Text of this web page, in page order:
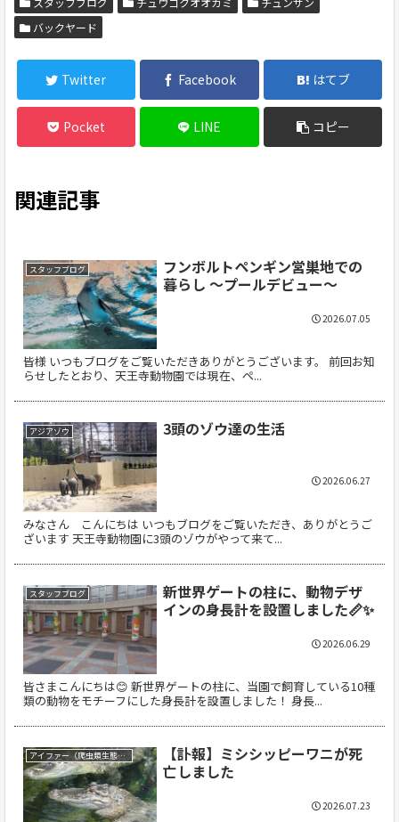
バックヤード
Twitter Facebook はてブ
Pocket LINE コピー
関連記事
スタッフブログ
フンボルトペンギン営巣地での
暮らし ～プールデビュー～
皆様 いつもブログをご覧いただきありがとうございます。 前回お知
らせしたとおり、天王寺動物園では現在、ペ...
2026.07.05
アジアゾウ 3頭のゾウ達の生活
みなさん こんにちは いつもブログをご覧いただき、ありがとうご
ざいます 天王寺動物園に3頭のゾウがやって来て...
2026.06.27
スタッフブログ
新世界ゲートの柱に、動物デザ
インの身長計を設置しました📏✨
皆さまこんにちは😊 新世界ゲートの柱に、当園で飼育している10種
類の動物をモチーフにした身長計を設置しました！ 身長...
2026.06.29
アイファー（爬虫類生態館）
【訃報】ミシシッピーワニが死
亡しました
2026.07.23